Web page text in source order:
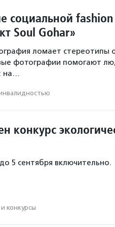
социальной
Soul Gohar»
ломает стереотипы
фотографии помогают
на…
конкурс
5 сентября включительно.
конкурсы